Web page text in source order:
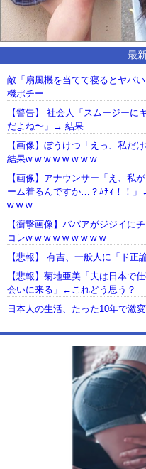
最
敵「扇風機を当てて寝るとヤバ
機ポチー
【警告】 社会人「スムージー
だよね〜」→ 結果…
【画像】ぼうけつ「えっ、私だ
結果w w w w w w w w
【画像】アナウンサー「え、私
ーム着るんですか…？ﾑﾁｨ！！
w w w
【衝撃画像】ババアがジジイに
コレw w w w w w w w w
【悲報】 有吉、一般人に「ド正
【悲報】菊地亜美「夫は日本で
会いに来る」←これどう思う？
日本人の生活、たった10年で激
【動画】USJの禁止エリアに子
ても止まらない事態に
Powered by livedoor 相互RSS